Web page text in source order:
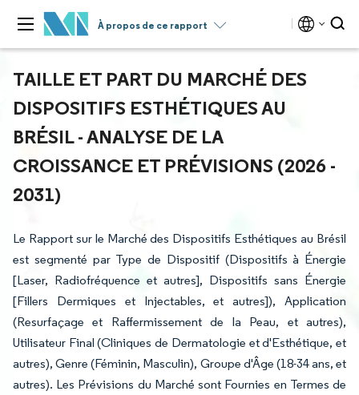
À propos de ce rapport
TAILLE ET PART DU MARCHÉ DES
DISPOSITIFS ESTHÉTIQUES AU
BRÉSIL - ANALYSE DE LA
CROISSANCE ET PRÉVISIONS (2026 -
2031)
Le Rapport sur le Marché des Dispositifs Esthétiques au Brésil
est segmenté par Type de Dispositif (Dispositifs à Énergie
[Laser, Radiofréquence et autres], Dispositifs sans Énergie
[Fillers Dermiques et Injectables, et autres]), Application
(Resurfaçage et Raffermissement de la Peau, et autres),
Utilisateur Final (Cliniques de Dermatologie et d'Esthétique, et
autres), Genre (Féminin, Masculin), Groupe d'Âge (18-34 ans, et
autres). Les Prévisions du Marché sont Fournies en Termes de